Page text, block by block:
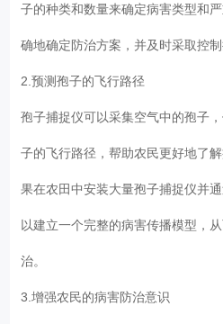
子的种类和数量来确定病害类型和
确地确定防治方案，并及时采取控
2.预测孢子的飞行路径
孢子捕捉仪可以采集空气中的孢子
子的飞行路径，帮助农民更好地了
果在农田中安装大量孢子捕捉仪并
以建立一个完整的病害传播模型，
治。
3.增强农民的病害防治意识